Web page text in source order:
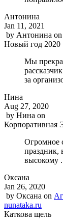
Антонина
Jan 11, 2021
by Антонина on
Новый год 2020
Мы
за
Нина
Aug 27, 2020
by Нина on
Корпоративная
Огромное
праздник,
высокому
Оксана
Jan 26, 2020
by Оксана on
nunataka.ru
Каткова щель